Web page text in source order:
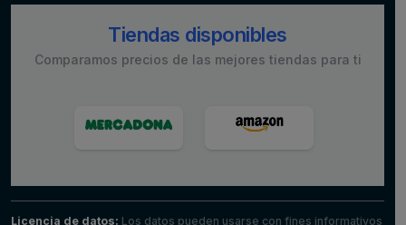
Tiendas disponibles
Comparamos precios de las mejores tiendas para ti
Licencia de datos: Los datos pueden usarse con fines informativos